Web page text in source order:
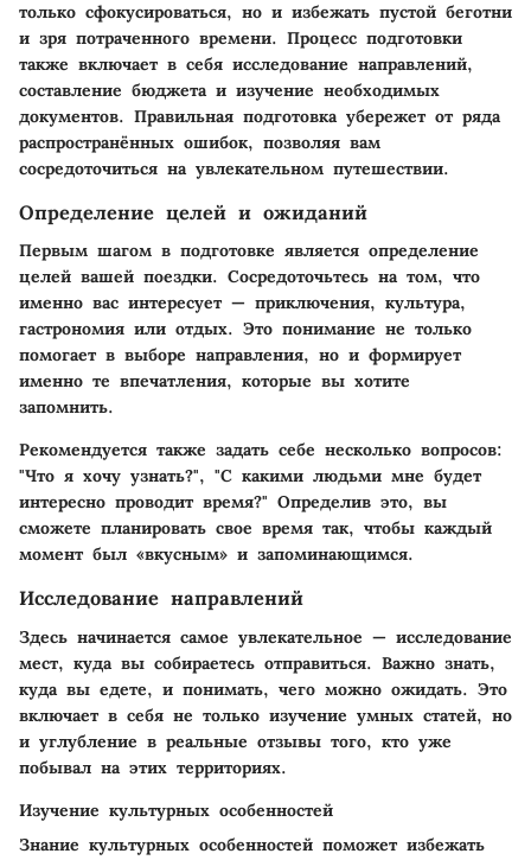
только сфокусироваться, но и избежать пустой беготни
и зря потраченного времени. Процесс подготовки
также включает в себя исследование направлений,
составление бюджета и изучение необходимых
документов. Правильная подготовка убережет от ряда
распространённых ошибок, позволяя вам
сосредоточиться на увлекательном путешествии.
Определение целей и ожиданий
Первым шагом в подготовке является определение
целей вашей поездки. Сосредоточьтесь на том, что
именно вас интересует — приключения, культура,
гастрономия или отдых. Это понимание не только
помогает в выборе направления, но и формирует
именно те впечатления, которые вы хотите
запомнить.
Рекомендуется также задать себе несколько вопросов:
"Что я хочу узнать?", "С какими людьми мне будет
интересно проводит время?" Определив это, вы
сможете планировать свое время так, чтобы каждый
момент был «вкусным» и запоминающимся.
Исследование направлений
Здесь начинается самое увлекательное — исследование
мест, куда вы собираетесь отправиться. Важно знать,
куда вы едете, и понимать, чего можно ожидать. Это
включает в себя не только изучение умных статей, но
и углубление в реальные отзывы того, кто уже
побывал на этих территориях.
Изучение культурных особенностей
Знание культурных особенностей поможет избежать